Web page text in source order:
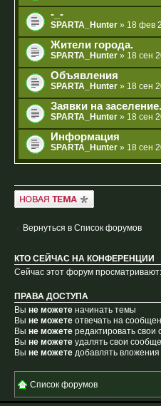
-_-
SPARTA_Hunter » 18 фев
Жители города.
SPARTA_Hunter » 18 сен
Объявления
SPARTA_Hunter » 18 сен
Заявки на заселение.
SPARTA_Hunter » 18 сен
Информация
SPARTA_Hunter » 18 сен
Новая тема
Вернуться в Список форумов
КТО СЕЙЧАС НА КОНФЕРЕНЦИИ
Сейчас этот форум
ПРАВА ДОСТУПА
Вы не можете начинать темы
Вы не можете отвечать на
Вы не можете редактировать свои
Вы не можете удалять свои
Вы не можете добавлять вложения
Список форумов